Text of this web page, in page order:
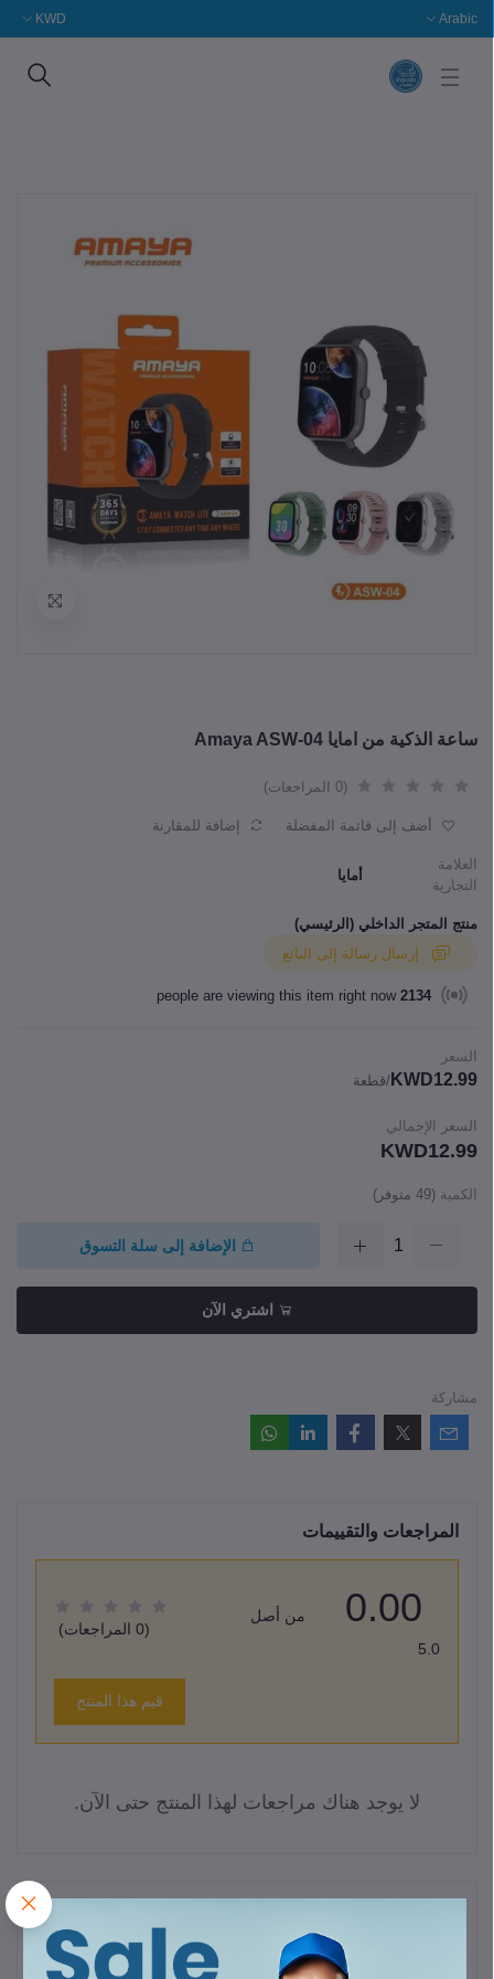
Arabic
KWD
ساعة الذكية من امايا Amaya ASW-04
(0 المراجعات)
أضف إلى قائمة المفضلة إضافة للمقارنة
العلامة
التجارية
أمايا
منتج المتجر الداخلي (الرئيسي)
2134
people are viewing this item right now
السعر
KWD12.99 /قطعة
السعر الإجمالي
KWD12.99
الكمية (
49متوفر)
الإضافة إلى سلة التسوق
اشتري الآن
مشاركة
المراجعات والتقييمات
0.00
من أصل
5.0
(0 المراجعات)
قيم هذا المنتج
لا يوجد هناك مراجعات لهذا المنتج حتى الآن.